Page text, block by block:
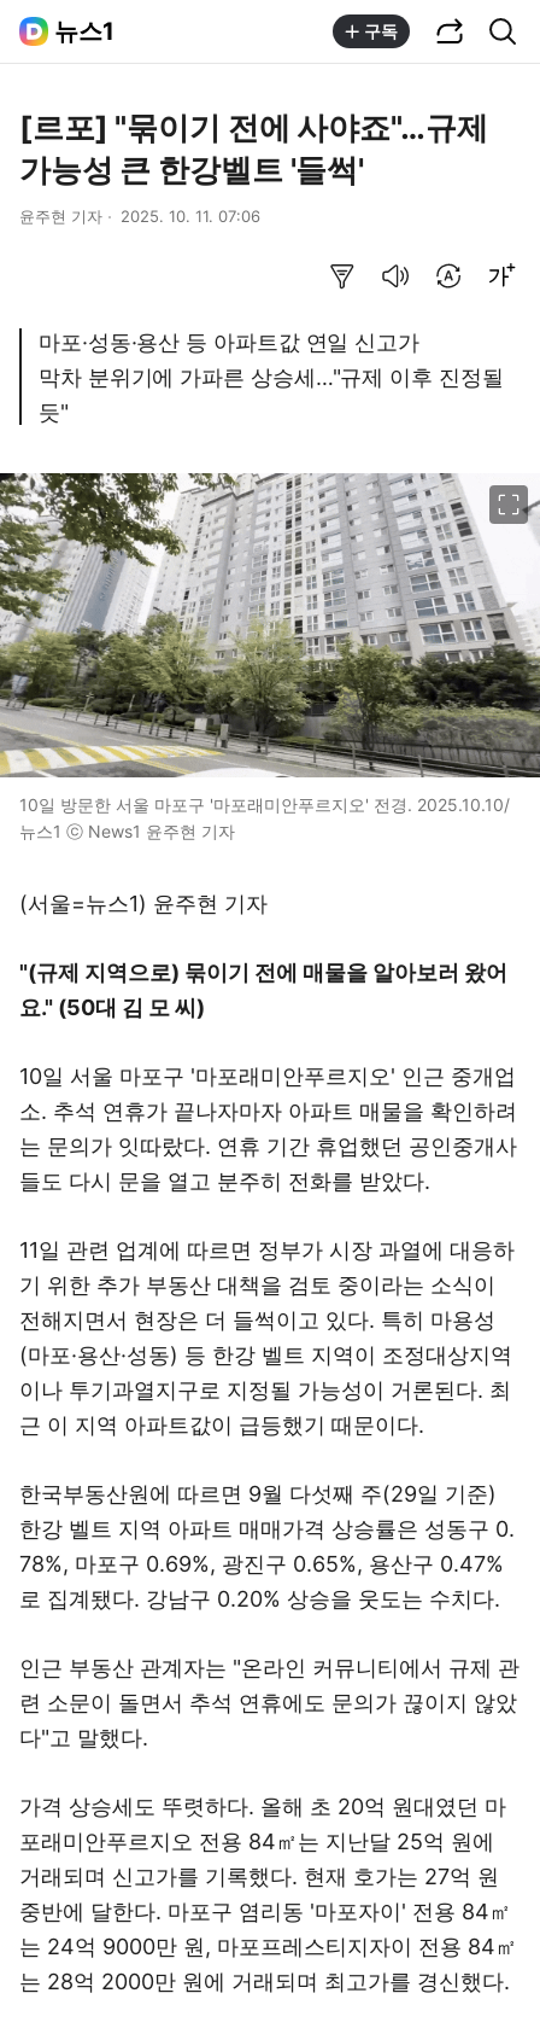
뉴스1 구독
[르포] "묶이기 전에 사야죠"…규제
가능성 큰 한강벨트 '들썩'
윤주현 기자 2025. 10. 11. 07:06
마포·성동·용산 등 아파트값 연일 신고가
막차 분위기에 가파른 상승세…"규제 이후 진정될
듯"
10일 방문한 서울 마포구 '마포래미안푸르지오' 전경. 2025.10.10/
뉴스1 ⓒ News1 윤주현 기자
(서울=뉴스1) 윤주현 기자
"(규제 지역으로) 묶이기 전에 매물을 알아보러 왔어
요." (50대 김 모 씨)
10일 서울 마포구 '마포래미안푸르지오' 인근 중개업
소. 추석 연휴가 끝나자마자 아파트 매물을 확인하려
는 문의가 잇따랐다. 연휴 기간 휴업했던 공인중개사
들도 다시 문을 열고 분주히 전화를 받았다.
11일 관련 업계에 따르면 정부가 시장 과열에 대응하
기 위한 추가 부동산 대책을 검토 중이라는 소식이
전해지면서 현장은 더 들썩이고 있다. 특히 마용성
(마포·용산·성동) 등 한강 벨트 지역이 조정대상지역
이나 투기과열지구로 지정될 가능성이 거론된다. 최
근 이 지역 아파트값이 급등했기 때문이다.
한국부동산원에 따르면 9월 다섯째 주(29일 기준)
한강 벨트 지역 아파트 매매가격 상승률은 성동구 0.
78%, 마포구 0.69%, 광진구 0.65%, 용산구 0.47%
로 집계됐다. 강남구 0.20% 상승을 웃도는 수치다.
인근 부동산 관계자는 "온라인 커뮤니티에서 규제 관
련 소문이 돌면서 추석 연휴에도 문의가 끊이지 않았
다"고 말했다.
가격 상승세도 뚜렷하다. 올해 초 20억 원대였던 마
포래미안푸르지오 전용 84㎡는 지난달 25억 원에
거래되며 신고가를 기록했다. 현재 호가는 27억 원
중반에 달한다. 마포구 염리동 '마포자이' 전용 84㎡
는 24억 9000만 원, 마포프레스티지자이 전용 84㎡
는 28억 2000만 원에 거래되며 최고가를 경신했다.